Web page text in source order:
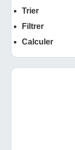
Trier
Filtrer
Calculer